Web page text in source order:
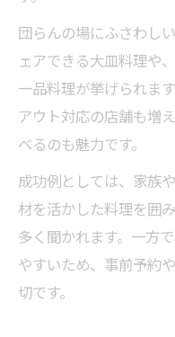
団らんの場にふさわし
ェアできる大皿料理や
一品料理が挙げられま
アウト対応の店舗も増
べるのも魅力です。
成功例としては、家族
材を活かした料理を囲
多く聞かれます。一方
やすいため、事前予約
切です。